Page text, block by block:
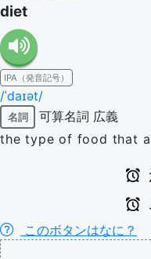
diet
IPA（発音記号）
/ˈdaɪət/
名詞 可算名詞 広義
the type of food that
このボタンはなに？